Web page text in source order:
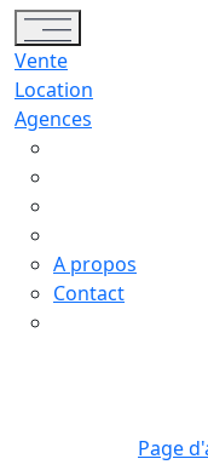
Toggle navigation
Vente
Location
Agences
A propos
Contact
Page